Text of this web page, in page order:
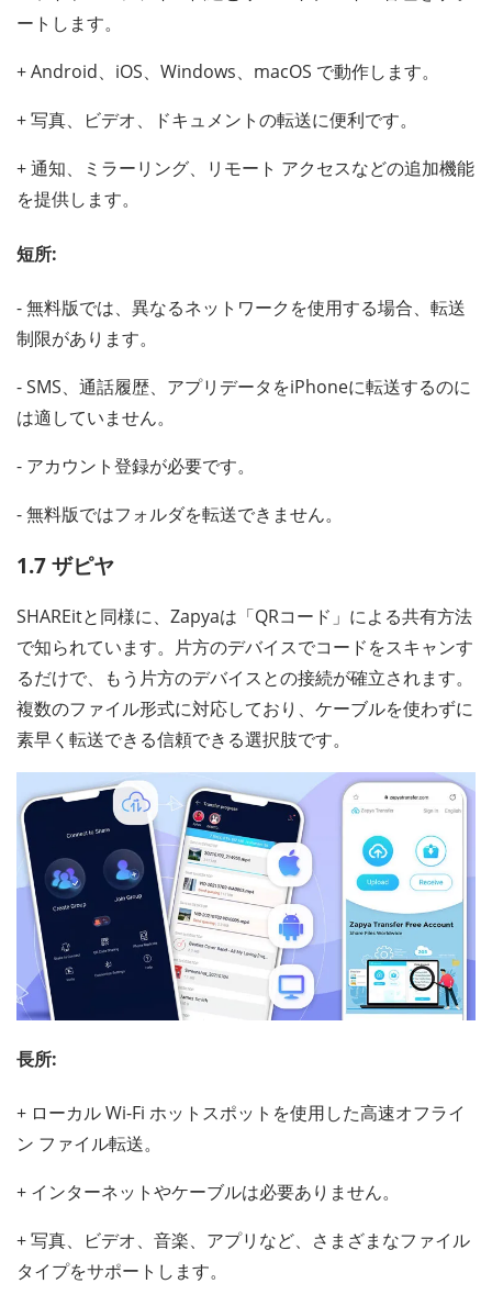
ートします。
+ Android、iOS、Windows、macOS で動作します。
+ 写真、ビデオ、ドキュメントの転送に便利です。
+ 通知、ミラーリング、リモート アクセスなどの追加機能
を提供します。
短所:
- 無料版では、異なるネットワークを使用する場合、転送
制限があります。
- SMS、通話履歴、アプリデータをiPhoneに転送するのに
は適していません。
- アカウント登録が必要です。
- 無料版ではフォルダを転送できません。
1.7 ザピヤ
SHAREitと同様に、Zapyaは「QRコード」による共有方法
で知られています。片方のデバイスでコードをスキャンす
るだけで、もう片方のデバイスとの接続が確立されます。
複数のファイル形式に対応しており、ケーブルを使わずに
素早く転送できる信頼できる選択肢です。
長所:
+ ローカル Wi-Fi ホットスポットを使用した高速オフライ
ン ファイル転送。
+ インターネットやケーブルは必要ありません。
+ 写真、ビデオ、音楽、アプリなど、さまざまなファイル
タイプをサポートします。